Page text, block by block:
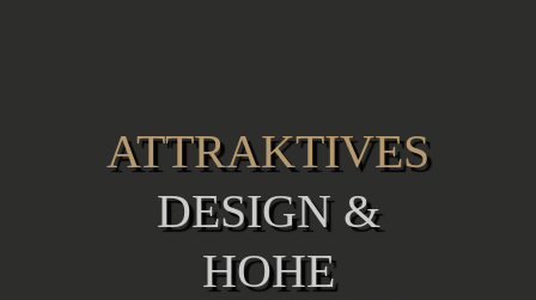
ATTRAKTIVES
DESIGN &
HOHE